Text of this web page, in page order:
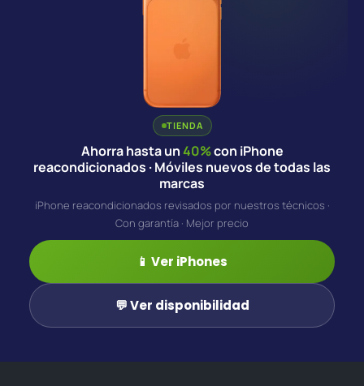
TIENDA
Ahorra hasta un40%con iPhone
reacondicionados · Móviles nuevos de todas las
marcas
iPhone reacondicionados revisados por nuestros técnicos ·
Con garantía · Mejor precio
📱 Ver iPhones
💬 Ver disponibilidad